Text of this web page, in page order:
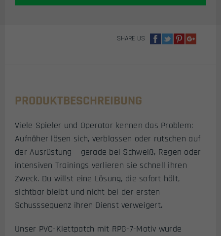
7)
SHARE US
PRODUKTBESCHREIBUNG
Viele Spieler und Operator kennen das Problem:
Aufnäher lösen sich, verblassen oder rutschen auf
der Ausrüstung – gerade bei Schweiß, Regen oder
intensiven Trainings verlieren sie schnell ihren
Zweck. Du willst eine Lösung, die sofort hält,
sichtbar bleibt und nicht bei der ersten
Schusssequenz ihren Dienst verweigert.
Unser PVC-Klettpatch mit RPG-7-Motiv wurde